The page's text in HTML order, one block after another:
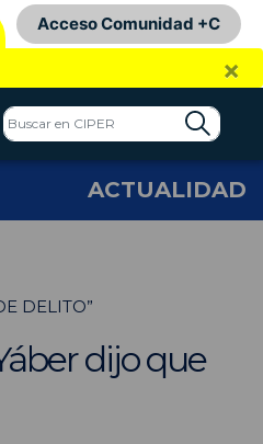
Acceso Comunidad +C
×
ACTUALIDAD
DELITO”
dijo que